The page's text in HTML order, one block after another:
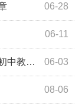
06-28
06-11
06-03
单公示
08-06